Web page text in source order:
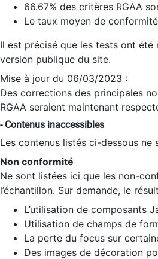
66.67% des critères RGAA
Le taux moyen de
Il est précisé que les tests ont
version publique du site.
Mise à jour du 06/03/2023 :
Des corrections des principales
RGAA seraient maintenant
- Contenus inaccessibles
Les contenus listés ci-dessous ne
Non conformité
Ne sont listées ici que les non-
l’échantillon. Sur demande, le
L’utilisation de composants
Utilisation de champs de
La perte du focus sur
Des images de décoration